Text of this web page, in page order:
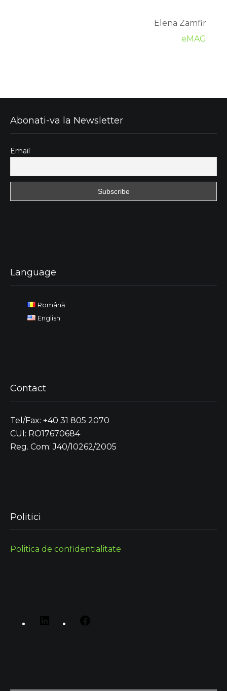
Elena Zamfir
eMAG
Abonati-va la Newsletter
Email
Language
Română
English
Contact
Tel/Fax: +40 31 805 2070
CUI: RO17670684
Reg. Com: J40/10262/2005
Politici
Politica de confidentialitate